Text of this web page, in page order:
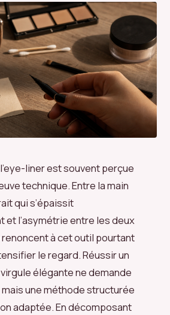
liner est souvent perçue
technique. Entre la main
qui s’épaissit
et l’asymétrie entre les deux
à cet outil pourtant
le regard. Réussir un
élégante ne demande
mais une méthode structurée
adaptée. En décomposant